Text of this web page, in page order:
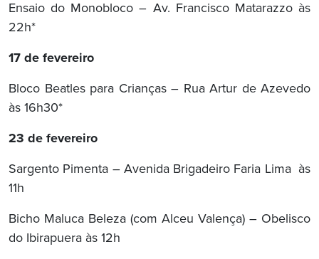
Ensaio do Monobloco – Av. Francisco Matarazzo às
22h*
17 de fevereiro
Bloco Beatles para Crianças – Rua Artur de Azevedo
às 16h30*
23 de fevereiro
Sargento Pimenta – Avenida Brigadeiro Faria Lima às
11h
Bicho Maluca Beleza (com Alceu Valença) – Obelisco
do Ibirapuera às 12h